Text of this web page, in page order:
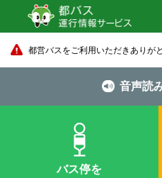
都営バスをご利用いただきありが
音声読
バス停を